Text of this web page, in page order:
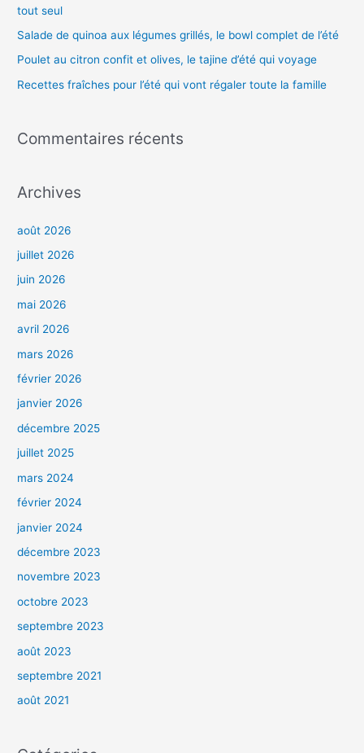
e
r
tout seul
Salade de quinoa aux légumes grillés, le bowl complet de l’été
Poulet au citron confit et olives, le tajine d’été qui voyage
Recettes fraîches pour l’été qui vont régaler toute la famille
Commentaires récents
Archives
août 2026
juillet 2026
juin 2026
mai 2026
avril 2026
mars 2026
février 2026
janvier 2026
décembre 2025
juillet 2025
mars 2024
février 2024
janvier 2024
décembre 2023
novembre 2023
octobre 2023
septembre 2023
août 2023
septembre 2021
août 2021